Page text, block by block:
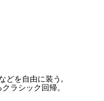
どを自由に装う,
ラシック回帰。